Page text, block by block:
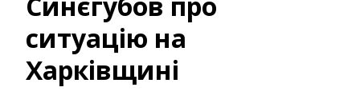
ситуацію на
Харківщині